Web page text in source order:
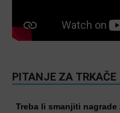
PITANJE ZA TRKAČE
Treba li smanjiti